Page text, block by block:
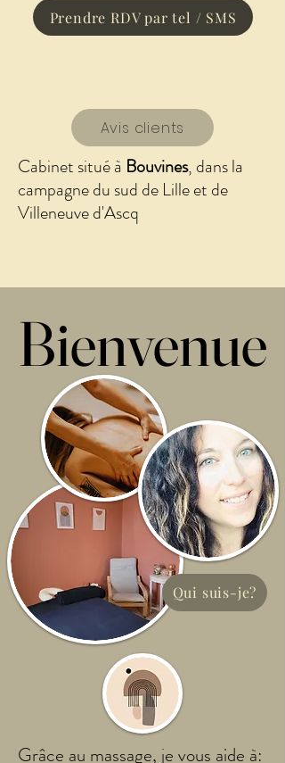
Prendre RDV par tel / SMS
Avis clients
Cabinet situé à Bouvines, dans la
campagne du sud de Lille et de
Villeneuve d'Ascq
Bienvenue
Bienvenue
Qui suis-je?
Grâce au massage, je vous aide à: